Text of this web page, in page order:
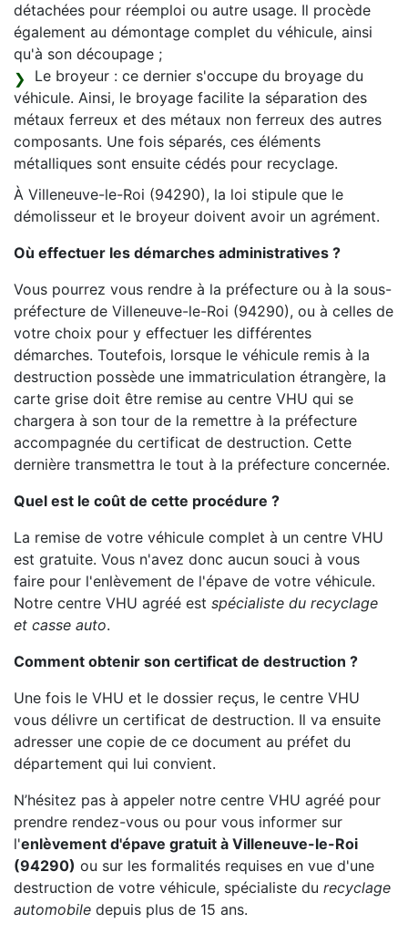
détachées pour réemploi ou autre usage. Il procède
également au démontage complet du véhicule, ainsi
qu'à son découpage ;
Le broyeur : ce dernier s'occupe du broyage du
véhicule. Ainsi, le broyage facilite la séparation des
métaux ferreux et des métaux non ferreux des autres
composants. Une fois séparés, ces éléments
métalliques sont ensuite cédés pour recyclage.
À Villeneuve-le-Roi (94290), la loi stipule que le
démolisseur et le broyeur doivent avoir un agrément.
Où effectuer les démarches administratives ?
Vous pourrez vous rendre à la préfecture ou à la sous-
préfecture de Villeneuve-le-Roi (94290), ou à celles de
votre choix pour y effectuer les différentes
démarches. Toutefois, lorsque le véhicule remis à la
destruction possède une immatriculation étrangère, la
carte grise doit être remise au centre VHU qui se
chargera à son tour de la remettre à la préfecture
accompagnée du certificat de destruction. Cette
dernière transmettra le tout à la préfecture concernée.
Quel est le coût de cette procédure ?
La remise de votre véhicule complet à un centre VHU
est gratuite. Vous n'avez donc aucun souci à vous
faire pour l'enlèvement de l'épave de votre véhicule.
Notre centre VHU agréé est spécialiste du recyclage
et casse auto.
Comment obtenir son certificat de destruction ?
Une fois le VHU et le dossier reçus, le centre VHU
vous délivre un certificat de destruction. Il va ensuite
adresser une copie de ce document au préfet du
département qui lui convient.
N’hésitez pas à appeler notre centre VHU agréé pour
prendre rendez-vous ou pour vous informer sur
l'enlèvement d'épave gratuit à Villeneuve-le-Roi
(94290) ou sur les formalités requises en vue d'une
destruction de votre véhicule, spécialiste du recyclage
automobile depuis plus de 15 ans.